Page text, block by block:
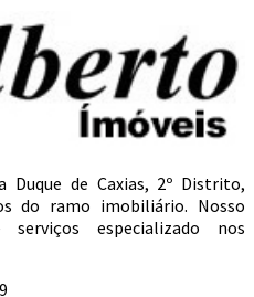
Duque de Caxias, 2º Distrito,
do ramo imobiliário. Nosso
especializado nos